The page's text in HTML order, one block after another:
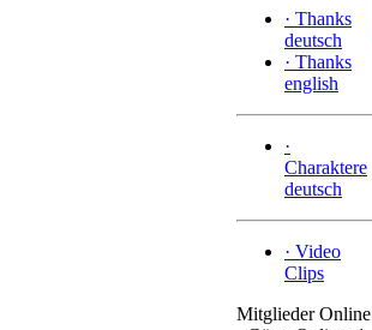
· Thanks
deutsch
· Thanks
english
·
Charaktere
deutsch
· Video
Clips
Mitglieder Online